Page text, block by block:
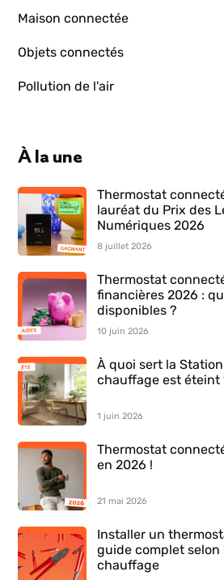
Maison connectée
Objets connectés
Pollution de l'air
À la une
Thermostat
lauréat du Prix des
Numériques 2026
8 juillet 2026
Thermostat
financières 2026 :
disponibles ?
10 juin 2026
À quoi sert la
chauffage est éteint
1 juin 2026
Thermostat
en 2026 !
21 mai 2026
Installer un
guide complet selon
chauffage